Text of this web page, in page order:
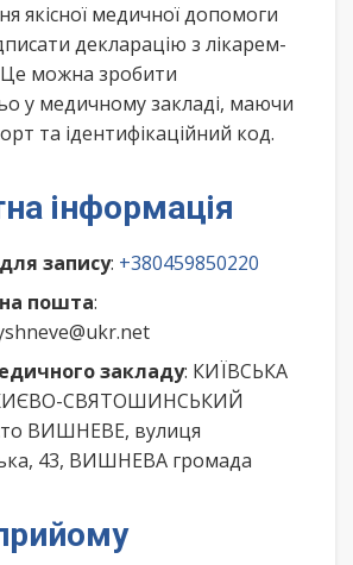
якісної медичної допомоги
декларацію з лікарем-
можна зробити
у медичному закладі, маючи
та ідентифікаційний код.
інформація
запису: +380459850220
пошта:
закладу: КИЇВСЬКА
СВЯТОШИНСЬКИЙ
ВИШНЕВЕ, вулиця
43, ВИШНЕВА громада